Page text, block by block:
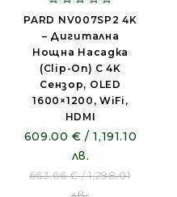
PARD NV007SP2 4K
– Дигитална
Нощна Насадка
(clip-On) С 4K
Сензор, OLED
1600×1200, WiFi,
HDMI
609.00 € / 1,191.10
лв.
663.66 € / 1,298.01